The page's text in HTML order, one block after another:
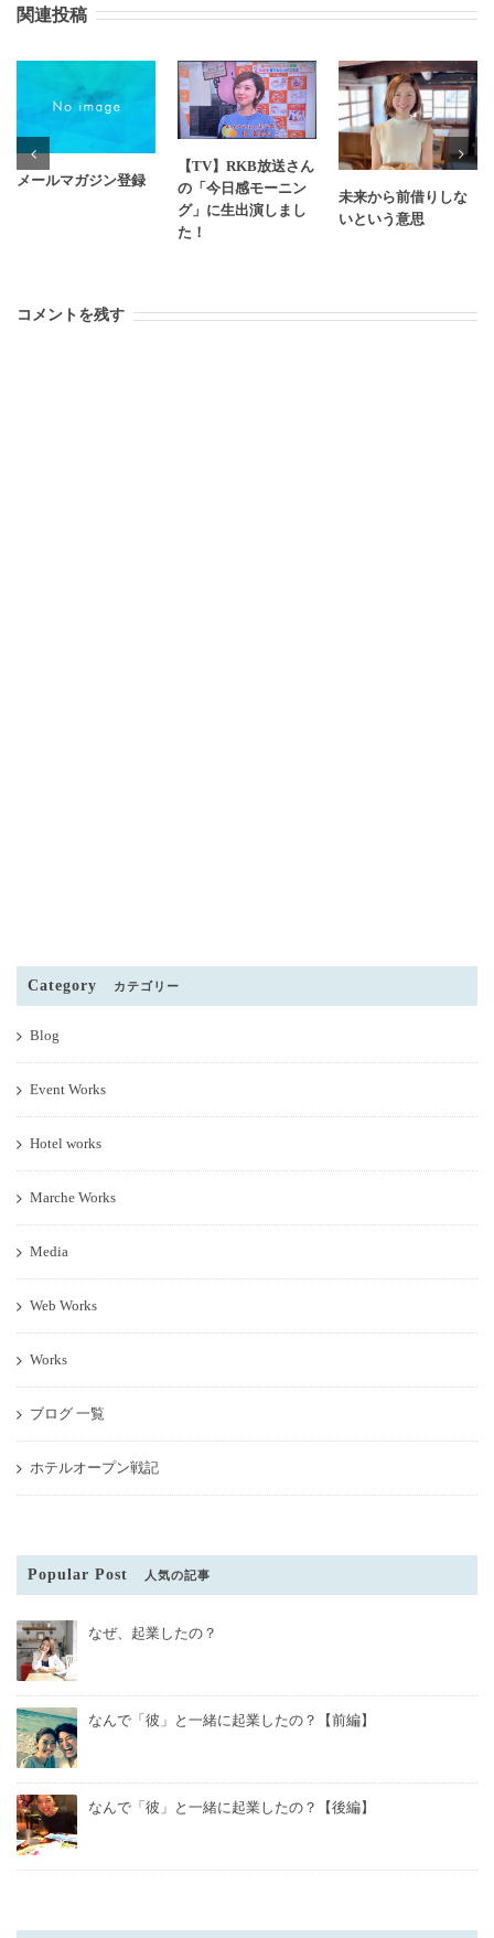
関連投稿
メールマガジン登録
【TV】RKB放送さん
の「今日感モーニン
グ」に生出演しまし
た！
未来から前借りしな
いという意思
コメントを残す
Category カテゴリー
Blog
Event Works
Hotel works
Marche Works
Media
Web Works
Works
ブログ 一覧
ホテルオープン戦記
Popular Post 人気の記事
なぜ、起業したの？
なんで「彼」と一緒に起業したの？【前編】
なんで「彼」と一緒に起業したの？【後編】